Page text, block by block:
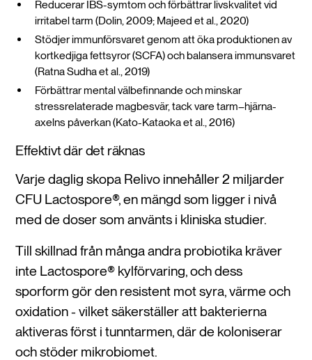
Reducerar IBS-symtom och förbättrar livskvalitet vid
irritabel tarm (Dolin, 2009; Majeed et al., 2020)
Stödjer immunförsvaret genom att öka produktionen av
kortkedjiga fettsyror (SCFA) och balansera immunsvaret
(Ratna Sudha et al., 2019)
Förbättrar mental välbefinnande och minskar
stressrelaterade magbesvär, tack vare tarm–hjärna-
axelns påverkan (Kato-Kataoka et al., 2016)
Effektivt där det räknas
Varje daglig skopa Relivo innehåller 2 miljarder
CFU Lactospore®, en mängd som ligger i nivå
med de doser som använts i kliniska studier.
Till skillnad från många andra probiotika kräver
inte Lactospore® kylförvaring, och dess
sporform gör den resistent mot syra, värme och
oxidation - vilket säkerställer att bakterierna
aktiveras först i tunntarmen, där de koloniserar
och stöder mikrobiomet.